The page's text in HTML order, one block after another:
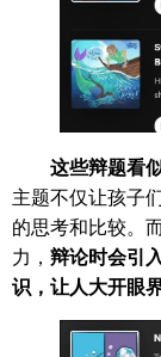
这些辩题看
主题不仅让孩子
的思考和比较。
力， 辩论时会引
识，让人大开眼界